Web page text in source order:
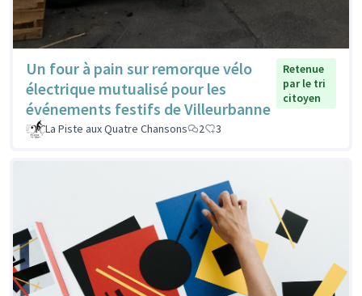
Un four à pain sur remorque vélo
électrique mutualisé pour les
événements festifs de Villeurbanne
Retenue
par le tri
citoyen
La Piste aux Quatre Chansons 2 3